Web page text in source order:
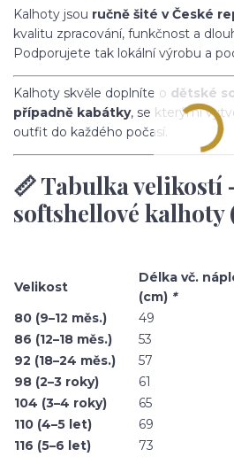
Kalhoty jsou ručně šité v České
kvalitu zpracování, funkčnost a
Podporujete tak lokální výrobu a
Kalhoty skvěle doplníte o dětské
případně kabátky, se kterými
outfit do každého počasí.
📏 Tabulka velikostí
softshellové kalhoty
Velikost
Délka vč.
(cm) *
80 (9–12 měs.)
49
86 (12–18 měs.)
53
92 (18–24 měs.)
57
98 (2–3 roky)
61
104 (3–4 roky)
65
110 (4–5 let)
69
116 (5–6 let)
73